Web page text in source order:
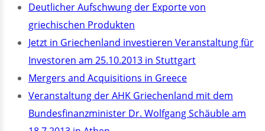
Deutlicher Aufschwung der Exporte von
griechischen Produkten
Jetzt in Griechenland investieren Veranstaltung für
Investoren am 25.10.2013 in Stuttgart
Mergers and Acquisitions in Greece
Veranstaltung der AHK Griechenland mit dem
Bundesfinanzminister Dr. Wolfgang Schäuble am